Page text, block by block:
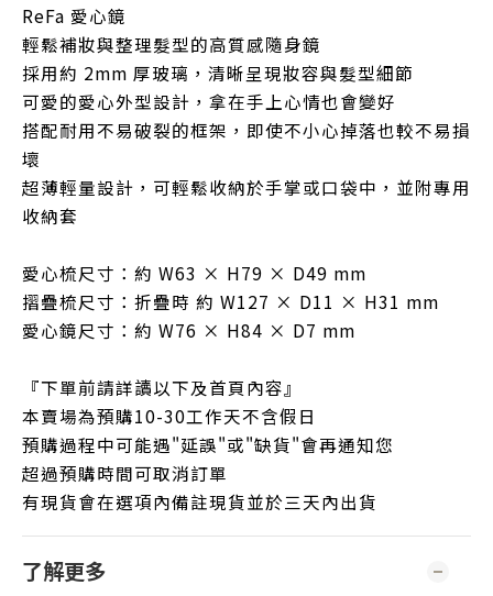
ReFa 愛心鏡
輕鬆補妝與整理髮型的高質感隨身鏡
採用約 2mm 厚玻璃，清晰呈現妝容與髮型細節
可愛的愛心外型設計，拿在手上心情也會變好
搭配耐用不易破裂的框架，即使不小心掉落也較不易損
壞
超薄輕量設計，可輕鬆收納於手掌或口袋中，並附專用
收納套
愛心梳尺寸：約 W63 × H79 × D49 mm
摺疊梳尺寸：折疊時 約 W127 × D11 × H31 mm
愛心鏡尺寸：約 W76 × H84 × D7 mm
『下單前請詳讀以下及首頁內容』
本賣場為預購10-30工作天不含假日
預購過程中可能遇"延誤"或"缺貨"會再通知您
超過預購時間可取消訂單
有現貨會在選項內備註現貨並於三天內出貨
了解更多